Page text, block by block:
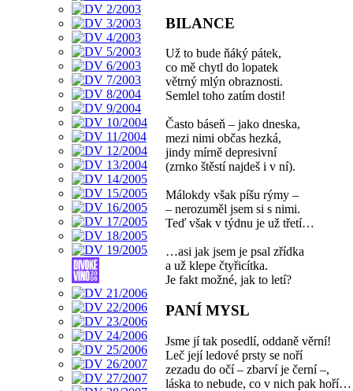
BILANCE
Už to bude ňáký pátek,
co mě chytl do lopatek
větrný mlýn obraznosti.
Semlel toho zatím dosti!
Často báseň – jako dneska,
mezi nimi občas hezká,
jindy mírně depresivní
(zrnko štěstí najdeš i v ní).
Málokdy však píšu rýmy –
– nerozuměl jsem si s nimi.
Teď však v týdnu je už třetí…
…asi jak jsem je psal zřídka
a už klepe čtyřicítka.
Je fakt možné, jak to letí?
PANÍ MYSL
Jsme jí tak posedlí, oddaně věrní!
Leč její ledové prsty se noří
zezadu do očí – zbarví je černí –,
láska to nebude, co v nich pak hoří…